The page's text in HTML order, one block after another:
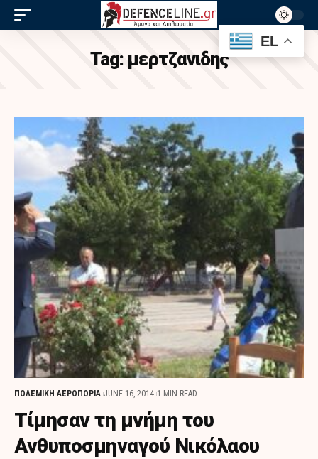
Tag: μερτζανιδης
ΠΟΛΕΜΙΚΗ ΑΕΡΟΠΟΡΙΑ JUNE 16, 2014 1 MIN READ
Τίμησαν τη μνήμη του
Ανθυποσμηναγού Νικόλαου
EL